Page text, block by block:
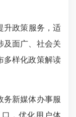
升政策服务，适
及面广、社会关
多样化政策解读
务新媒体办事服
，优化用户体